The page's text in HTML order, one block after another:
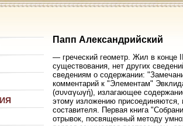
Папп Александрийский
— греческий геометр. Жил в конце
существования, нет других
сведениям о содержании:
комментарий к "Элементам"
(συναγωγή), излагающее
этому изложению
составителя. Первая книга
отрывок, посвященный методу